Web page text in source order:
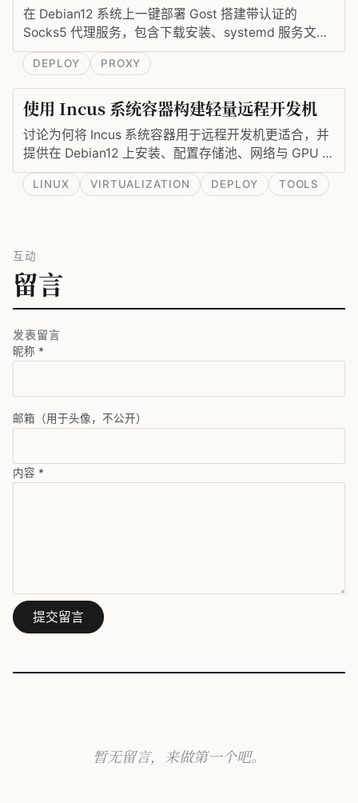
在 Debian12 系统上一键部署 Gost 搭建带认证的
Socks5 代理服务，包含下载安装、systemd 服务文件
编写与开机自启。
DEPLOY PROXY
使用 Incus 系统容器构建轻量远程开发机
讨论为何将 Incus 系统容器用于远程开发机更适合，并
提供在 Debian12 上安装、配置存储池、网络与 GPU 支
持的实操命令。
LINUX VIRTUALIZATION DEPLOY TOOLS
互动
留言
发表留言
昵称 *
邮箱（用于头像，不公开）
内容 *
提交留言
暂无留言，来做第一个吧。